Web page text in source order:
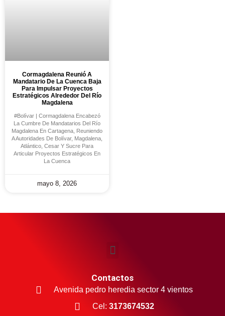
Cormagdalena Reunió A
Mandatario De La Cuenca Baja
Para Impulsar Proyectos
Estratégicos Alrededor Del Río
Magdalena
#Bolívar | Cormagdalena Encabezó
La Cumbre De Mandatarios Del Río
Magdalena En Cartagena, Reuniendo
A Autoridades De Bolívar, Magdalena,
Atlántico, Cesar Y Sucre Para
Articular Proyectos Estratégicos En
La Cuenca
mayo 8, 2026
Contactos
Avenida pedro heredia sector 4 vientos
Cel: 3173674532